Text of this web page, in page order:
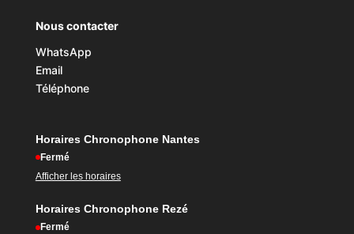
Nous contacter
WhatsApp
Email
Téléphone
Horaires Chronophone Nantes
Fermé
Afficher les horaires
Horaires Chronophone Rezé
Fermé